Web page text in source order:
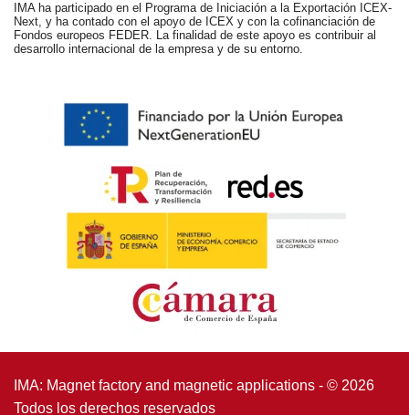
IMA ha participado en el Programa de Iniciación a la Exportación ICEX-
Next, y ha contado con el apoyo de ICEX y con la cofinanciación de
Fondos europeos FEDER. La finalidad de este apoyo es contribuir al
desarrollo internacional de la empresa y de su entorno.
IMA: Magnet factory and magnetic applications - © 2026
Todos los derechos reservados